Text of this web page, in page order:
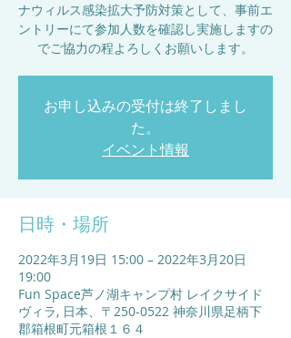
ナウィルス感染拡大予防対策として、事前エ
ントリーにて参加人数を確認し実施しますの
でご協力の程よろしくお願いします。
お申し込みの受付は終了しまし
た。
イベント情報
日時・場所
2022年3月19日 15:00 – 2022年3月20日
19:00
Fun Space芦ノ湖キャンプ村 レイクサイド
ヴィラ, 日本、〒250-0522 神奈川県足柄下
郡箱根町元箱根１６４